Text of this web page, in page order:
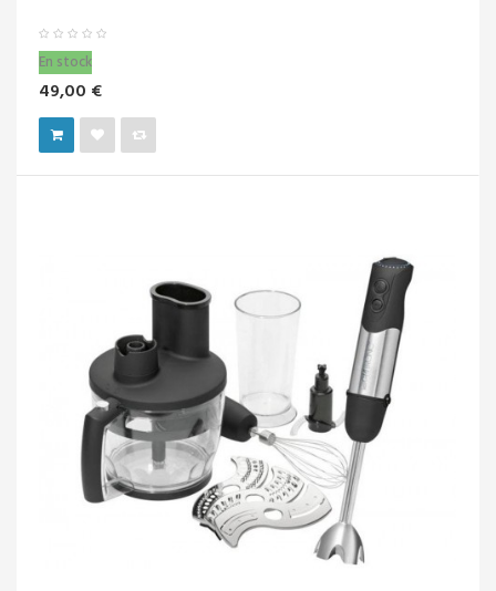
En stock
49,00 €